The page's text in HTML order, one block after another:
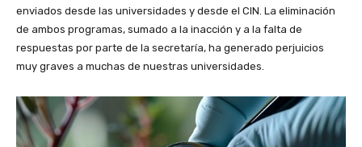
enviados desde las universidades y desde el CIN. La eliminación
de ambos programas, sumado a la inacción y a la falta de
respuestas por parte de la secretaría, ha generado perjuicios
muy graves a muchas de nuestras universidades.